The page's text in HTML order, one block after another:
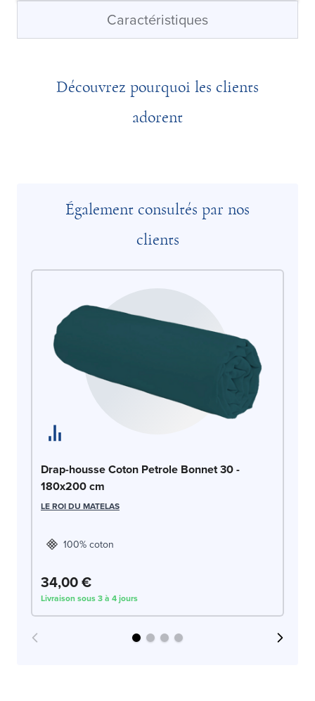
Caractéristiques
Découvrez pourquoi les clients
adorent
Également consultés par nos
clients
Drap-housse Coton Petrole Bonnet 30 -
180x200 cm
LE ROI DU MATELAS
100% coton
34,00 €
Livraison sous 3 à 4 jours